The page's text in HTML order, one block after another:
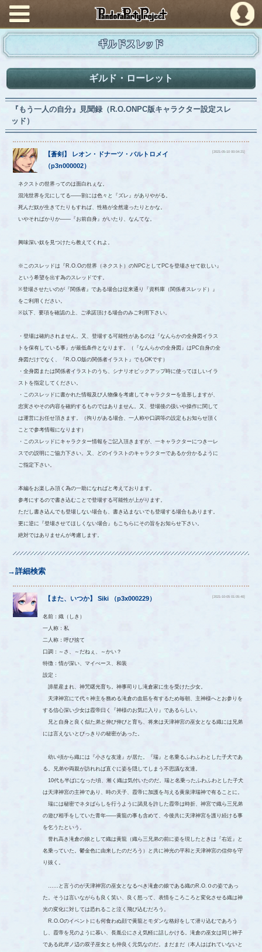
PandoraPartyProject
ギルドスレッド
ギルド・ローレット
『もう一人の自分』見聞録（R.O.ONPC版キャラクター設定スレ
ッド）
【蒼剣 】 レオン ・ ドナーツ ・バルトロメイ
（p3n000002）
[2021-05-10 00:04:21]
ネクストの世界ってのは面白れぇな。
混沌世界を元にしてる――割には色々と『ズレ』がありやがる。
死んだ奴が生きてたりもすれば、性格が全然違ったりとかな。
いやそればかりか――『お前自身』がいたり、なんてな。
興味深い奴を見つけたら教えてくれよ。
※このスレッドは『R.O.Oの世界（ネクスト）のNPCとしてPCを登場させて欲しい』
という希望を出す為のスレッドです。
※登場させたいのが『関係者』である場合は従来通り『資料庫（関係者スレッド）』
をご利用ください。
※以下、要項を確認の上、ご承諾頂ける場合のみご利用下さい。
・登場は確約されません。又、登場する可能性があるのは『なんらかの全身図イラス
トを保有している事』が最低条件となります。（『なんらかの全身図』はPC自身の全
身図だけでなく、『R.O.O版の関係者イラスト』でもOKです）
・全身図または関係者イラストのうち、シナリオピックアップ時に使ってほしいイラ
ストを指定してください。
・このスレッドに書かれた情報及び人物像を考慮してキャラクターを造形しますが、
忠実さやその内容を確約するものではありません。又、登場後の扱いや操作に関して
は運営にお任せ頂きます。（拘りがある場合、一人称や口調等の設定もお知らせ頂く
ことで参考情報になります）
・このスレッドにキャラクター情報をご記入頂きますが、一キャラクターにつき一レ
スでの説明にご協力下さい。又、どのイラストのキャラクターであるか分かるように
ご指定下さい。
本編をお楽しみ頂く為の一助になればと考えております。
参考にするので書き込むことで登場する可能性が上がります。
ただし書き込んでも登場しない場合も、書き込まないでも登場する場合もあります。
更に逆に『登場させてほしくない場合』もこちらにその旨をお知らせ下さい。
絶対ではありませんが考慮します。
→詳細検索
【 また、いつか】Siki （p3x000229） [2021-10-05 01:05:40]
名前：織（しき）
一人称：私
二人称：呼び捨て
口調：～さ、～だねぇ、～かい？
特徴：情が深い、マイぺース、和装
設定：
諦星産まれ、神咒曙光育ち。神事司りし滝倉家に生を受けた少女。
天津神宮にて代々神主を務める滝倉の血筋を有するため毎朝、主神様へとお参りを
する信心深い少女は霞帝曰く『神様のお気に入り』であるらしい。
兄と自身と良く似た弟と伸び伸びと育ち、将来は天津神宮の巫女となる織には兄弟
には言えないとびっきりの秘密があった。
幼い頃から織には『小さな友達』が居た。『瑞』と名乗るふわふわとした子犬であ
る。兄弟や両親が訪れれば直ぐに姿を隠してしまう不思議な友達。
10代も半ばになった頃、漸く織は気付いたのだ。瑞と名乗ったふわふわとした子犬
は天津神宮の主神であり、時の天子、霞帝に加護を与える黄泉津瑞神で有ることに。
瑞には秘密でネタばらしを行うように謁見を許した霞帝は時折、神宮で織ら三兄弟
の遊び相手をしていた青年――黄龍の事も含めて、今後共に天津神宮を護り続ける事
を乞うたという。
誉れ高き滝倉の娘として織は黄龍（織ら三兄弟の前に姿を現したときは『右近』と
名乗っていた。鬱金色に由来したのだろう）と共に神光の平和と天津神宮の信仰を守
り抜く。
……と言うのが天津神宮の巫女となるべき滝倉の娘である織のR.O.Ｏの姿であっ
た。そうは言いながらも良く笑い、良く怒って、表情をころころと変化させる織は神
光の変化に対しては恐れること泣く飛び込むだろう。
R.O.Oのイベントにも何食わぬ顔で黄龍とモダンな格好をして潜り込むであろう
し、霞帝を兄のように慕い、長胤公にさえ気軽に話しかける。滝倉の巫女は同じ神子
である此岸ノ辺の双子巫女とも仲良く元気なのだ。まだまだ（本人はばれていないと